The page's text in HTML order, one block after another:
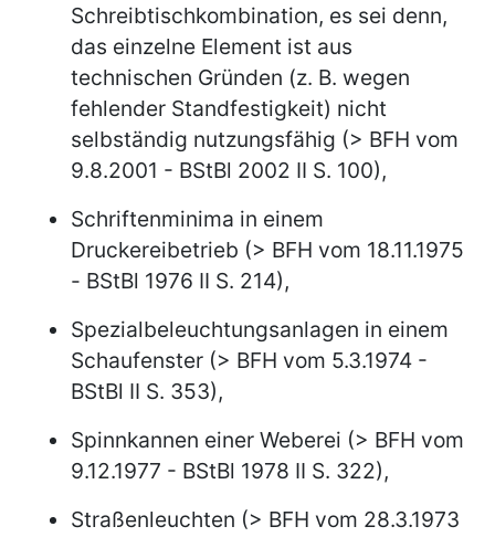
Schreibtischkombination, es sei denn,
das einzelne Element ist aus
technischen Gründen (z. B. wegen
fehlender Standfestigkeit) nicht
selbständig nutzungsfähig (> BFH vom
9.8.2001 - BStBl 2002 II S. 100),
Schriftenminima in einem
Druckereibetrieb (> BFH vom 18.11.1975
- BStBl 1976 II S. 214),
Spezialbeleuchtungsanlagen in einem
Schaufenster (> BFH vom 5.3.1974 -
BStBl II S. 353),
Spinnkannen einer Weberei (> BFH vom
9.12.1977 - BStBl 1978 II S. 322),
Straßenleuchten (> BFH vom 28.3.1973